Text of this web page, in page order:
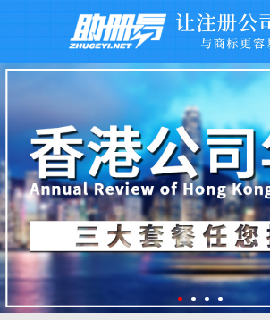
网站首页
公司年审
银行开户
注册商标
记账报税
关于我们
公司风采